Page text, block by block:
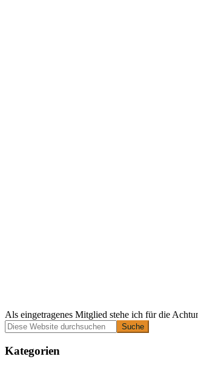
Als eingetragenes Mitglied stehe ich für die
Primäre
Seitenleiste
Diese
Website
durchsuchen
Kategorien